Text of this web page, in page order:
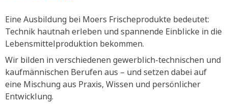
Eine Ausbildung bei Moers Frischeprodukte bedeutet:
Technik hautnah erleben und spannende Einblicke in die
Lebensmittelproduktion bekommen.
Wir bilden in verschiedenen gewerblich-technischen und
kaufmännischen Berufen aus – und setzen dabei auf
eine Mischung aus Praxis, Wissen und persönlicher
Entwicklung.